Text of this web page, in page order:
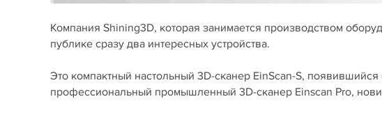
Компания Shining3D, которая занимается производством
публике сразу два интересных устройства.
Это компактный настольный 3D-сканер EinScan-S,
профессиональный промышленный 3D-сканер Einscan Pro,